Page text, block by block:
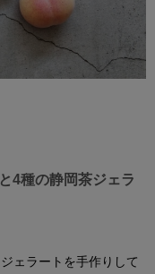
4種の静岡茶ジェラ
ェラートを手作りして